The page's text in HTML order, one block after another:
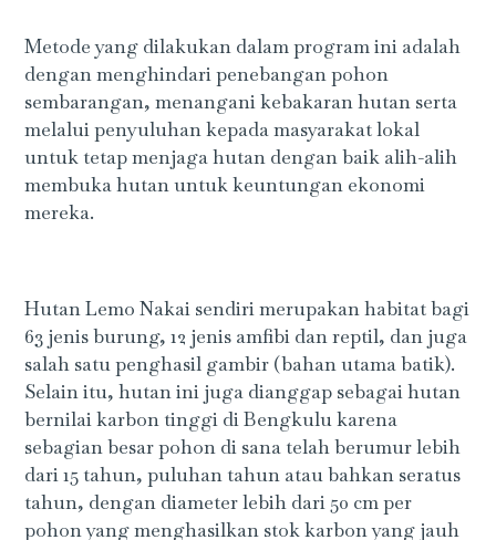
Metode yang dilakukan dalam program ini adalah
dengan menghindari penebangan pohon
sembarangan, menangani kebakaran hutan serta
melalui penyuluhan kepada masyarakat lokal
untuk tetap menjaga hutan dengan baik alih-alih
membuka hutan untuk keuntungan ekonomi
mereka.
Hutan Lemo Nakai sendiri merupakan habitat bagi
63 jenis burung, 12 jenis amfibi dan reptil, dan juga
salah satu penghasil gambir (bahan utama batik).
Selain itu, hutan ini juga dianggap sebagai hutan
bernilai karbon tinggi di Bengkulu karena
sebagian besar pohon di sana telah berumur lebih
dari 15 tahun, puluhan tahun atau bahkan seratus
tahun, dengan diameter lebih dari 50 cm per
pohon yang menghasilkan stok karbon yang jauh